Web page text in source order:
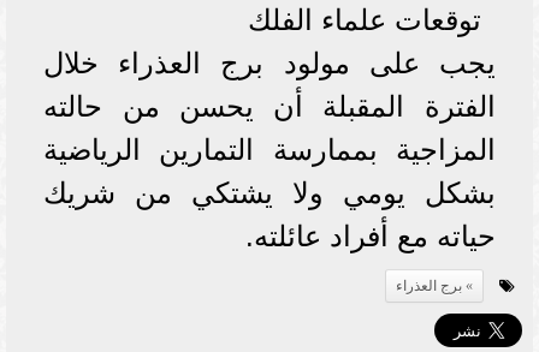
توقعات علماء الفلك
يجب على مولود برج العذراء خلال
الفترة المقبلة أن يحسن من حالته
المزاجية بممارسة التمارين الرياضية
بشكل يومي ولا يشتكي من شريك
حياته مع أفراد عائلته.
برج العذراء